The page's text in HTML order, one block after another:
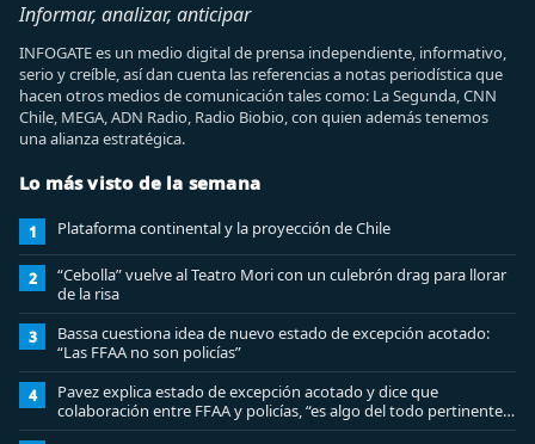
Informar, analizar, anticipar
INFOGATE es un medio digital de prensa independiente, informativo,
serio y creíble, así dan cuenta las referencias a notas periodística que
hacen otros medios de comunicación tales como: La Segunda, CNN
Chile, MEGA, ADN Radio, Radio Biobio, con quien además tenemos
una alianza estratégica.
Lo más visto de la semana
1 Plataforma continental y la proyección de Chile
2
“Cebolla” vuelve al Teatro Mori con un culebrón drag para llorar
de la risa
3
Bassa cuestiona idea de nuevo estado de excepción acotado:
“Las FFAA no son policías”
4
Pavez explica estado de excepción acotado y dice que
colaboración entre FFAA y policías, “es algo del todo pertinente
analizar”